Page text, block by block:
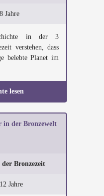
Jahre
in der 3
verstehen, dass
belebte Planet im
lesen
in der Bronzewelt
Bronzezeit
Jahre